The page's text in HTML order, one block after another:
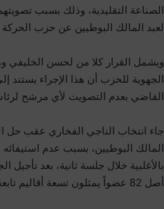
الصناعة التقليدية، وذلك بسبب
لعبد المالك البوطيين عن حزب الحركة
ويشمل القرار كلا من لحسن الخليفي
القاضي بعدم التصويت لأي مرشح
جاء انتخاب الناجي الفخاري عقب حل
المالك البوطيين، بسبب عدم
أصل 82 عضواً يمثلون تسعة أقاليم تابعة لجهة فاس-مكناس.